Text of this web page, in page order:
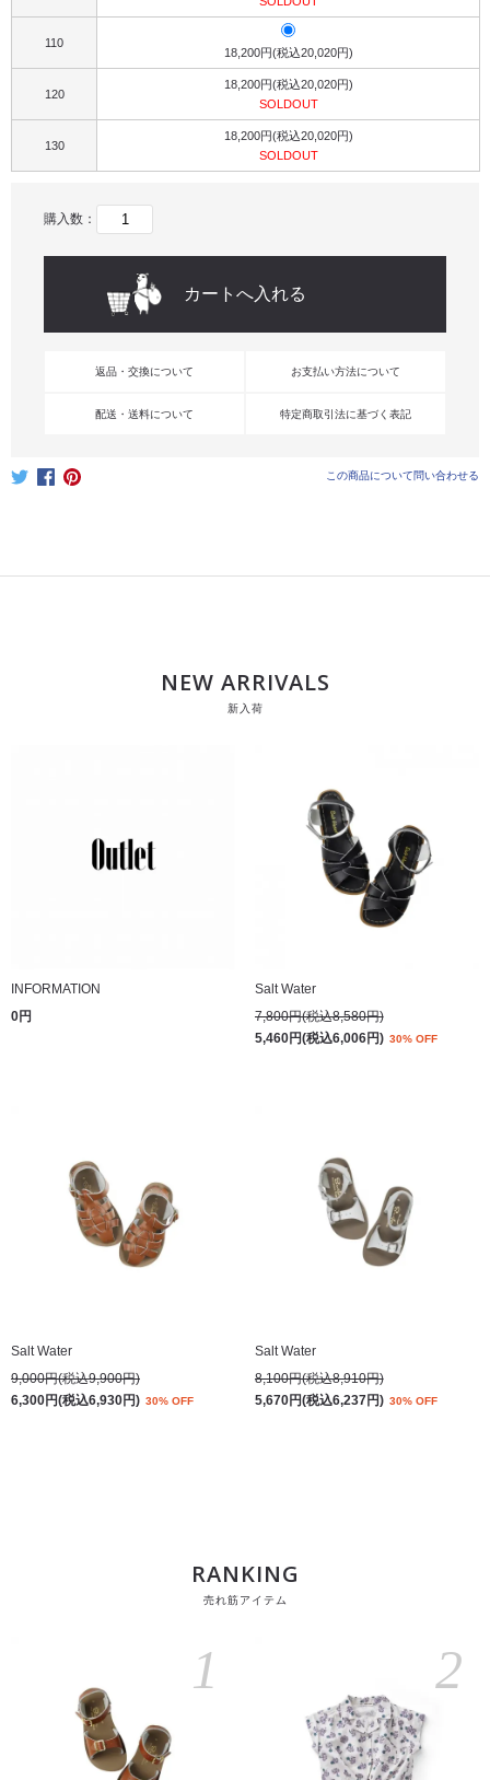
110
18,200円(税込20,020円)
120
18,200円(税込20,020円)
SOLDOUT
130
18,200円(税込20,020円)
SOLDOUT
購入数：
返品・交換について お支払い方法について
配送・送料について 特定商取引法に基づく表記
この商品について問い合わせる
NEW ARRIVALS
新入荷
INFORMATION
0円
Salt Water
7,800円(税込8,580円)
5,460円(税込6,006円) 30% OFF
Salt Water
9,000円(税込9,900円)
6,300円(税込6,930円) 30% OFF
Salt Water
8,100円(税込8,910円)
5,670円(税込6,237円) 30% OFF
RANKING
売れ筋アイテム
1 2